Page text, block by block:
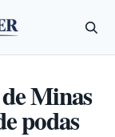
Minas
podas